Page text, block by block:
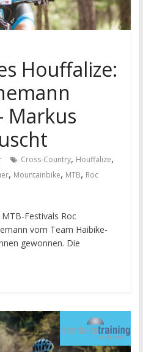
Houffalize:
Markus
Cross-Country, Houffalize,
, Mountainbike, MTB, Roc
Festivals Roc
vom Team Haibike-
gewonnen. Die